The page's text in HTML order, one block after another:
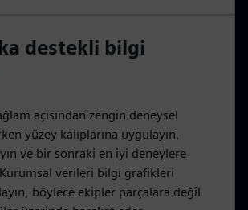
destekli bilgi
açısından zengin deneysel
yüzey kalıplarına uygulayın,
ve bir sonraki en iyi deneylere
verileri bilgi grafikleri
böylece ekipler parçalara değil